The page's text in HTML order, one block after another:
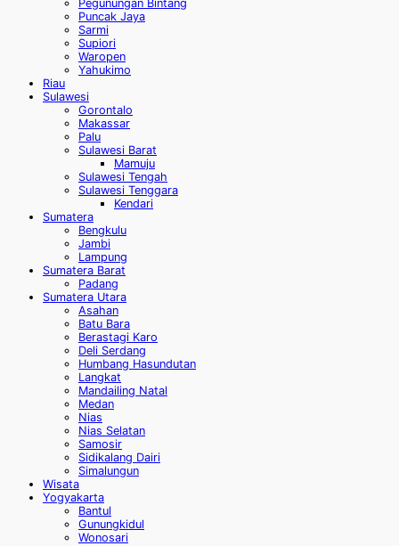
Pegunungan Bintang
Puncak Jaya
Sarmi
Supiori
Waropen
Yahukimo
Riau
Sulawesi
Gorontalo
Makassar
Palu
Sulawesi Barat
Mamuju
Sulawesi Tengah
Sulawesi Tenggara
Kendari
Sumatera
Bengkulu
Jambi
Lampung
Sumatera Barat
Padang
Sumatera Utara
Asahan
Batu Bara
Berastagi Karo
Deli Serdang
Humbang Hasundutan
Langkat
Mandailing Natal
Medan
Nias
Nias Selatan
Samosir
Sidikalang Dairi
Simalungun
Wisata
Yogyakarta
Bantul
Gunungkidul
Wonosari